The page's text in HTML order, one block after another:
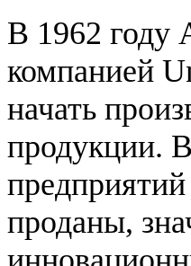
В 1962 году
компанией
начать
продукции.
проданы,